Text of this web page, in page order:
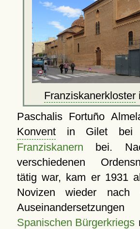
Franziskanerkloster
Paschalis Fortuño
Konventin Gilet bei
Franziskanern bei.
verschiedenen
tätig war, kam er 1931
Novizen wieder
Spanischen Bürgerkriegs